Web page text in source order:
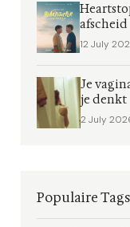
afscheid
12 July
Je
je denkt
2 July
Populaire Tags